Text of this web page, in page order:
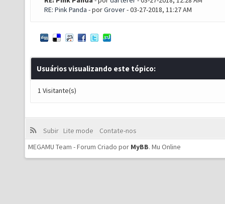
RE: Pink Panda - porGrover- 03-27-2018, 11:27 AM
Usuários visualizando este tópico:
1 Visitante(s)
Subir Lite mode
Contate-nos
MEGAMU Team - Forum Criado por MyBB. Mu Online